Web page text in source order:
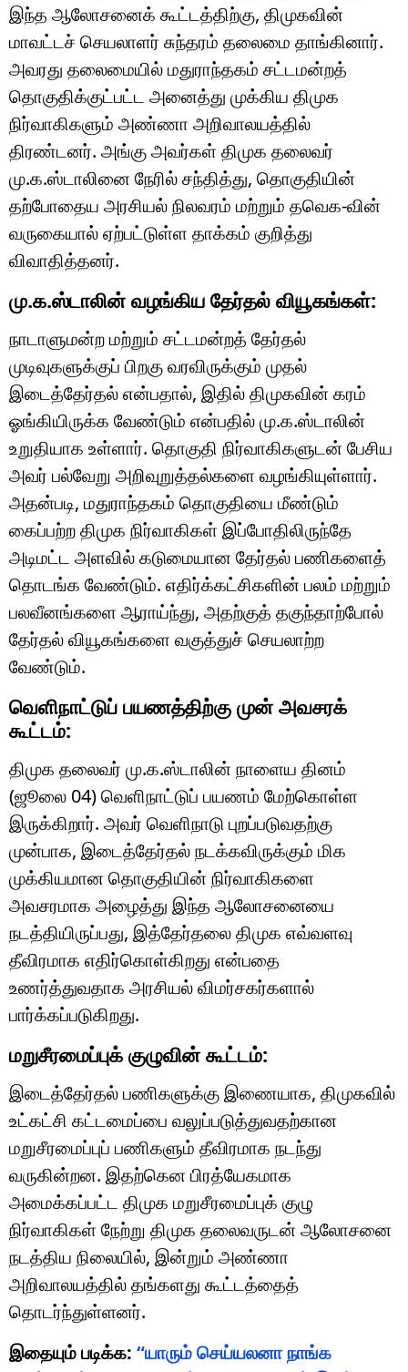
இந்த ஆலோசனைக் கூட்டத்திற்கு, திமுகவின்
மாவட்டச் செயலாளர் சுந்தரம் தலைமை தாங்கினார்.
அவரது தலைமையில் மதுராந்தகம் சட்டமன்றத்
தொகுதிக்குட்பட்ட அனைத்து முக்கிய திமுக
நிர்வாகிகளும் அண்ணா அறிவாலயத்தில்
திரண்டனர். அங்கு அவர்கள் திமுக தலைவர்
மு.க.ஸ்டாலினை நேரில் சந்தித்து, தொகுதியின்
தற்போதைய அரசியல் நிலவரம் மற்றும் தவெக-வின்
வருகையால் ஏற்பட்டுள்ள தாக்கம் குறித்து
விவாதித்தனர்.
மு.க.ஸ்டாலின் வழங்கிய தேர்தல் வியூகங்கள்:
நாடாளுமன்ற மற்றும் சட்டமன்றத் தேர்தல்
முடிவுகளுக்குப் பிறகு வரவிருக்கும் முதல்
இடைத்தேர்தல் என்பதால், இதில் திமுகவின் கரம்
ஓங்கியிருக்க வேண்டும் என்பதில் மு.க.ஸ்டாலின்
உறுதியாக உள்ளார். தொகுதி நிர்வாகிகளுடன் பேசிய
அவர் பல்வேறு அறிவுறுத்தல்களை வழங்கியுள்ளார்.
அதன்படி, மதுராந்தகம் தொகுதியை மீண்டும்
கைப்பற்ற திமுக நிர்வாகிகள் இப்போதிலிருந்தே
அடிமட்ட அளவில் கடுமையான தேர்தல் பணிகளைத்
தொடங்க வேண்டும். எதிர்க்கட்சிகளின் பலம் மற்றும்
பலவீனங்களை ஆராய்ந்து, அதற்குத் தகுந்தாற்போல்
தேர்தல் வியூகங்களை வகுத்துச் செயலாற்ற
வேண்டும்.
வெளிநாட்டுப் பயணத்திற்கு முன் அவசரக்
கூட்டம்:
திமுக தலைவர் மு.க.ஸ்டாலின் நாளைய தினம்
(ஜூலை 04) வெளிநாட்டுப் பயணம் மேற்கொள்ள
இருக்கிறார். அவர் வெளிநாடு புறப்படுவதற்கு
முன்பாக, இடைத்தேர்தல் நடக்கவிருக்கும் மிக
முக்கியமான தொகுதியின் நிர்வாகிகளை
அவசரமாக அழைத்து இந்த ஆலோசனையை
நடத்தியிருப்பது, இத்தேர்தலை திமுக எவ்வளவு
தீவிரமாக எதிர்கொள்கிறது என்பதை
உணர்த்துவதாக அரசியல் விமர்சகர்களால்
பார்க்கப்படுகிறது.
மறுசீரமைப்புக் குழுவின் கூட்டம்:
இடைத்தேர்தல் பணிகளுக்கு இணையாக, திமுகவில்
உட்கட்சி கட்டமைப்பை வலுப்படுத்துவதற்கான
மறுசீரமைப்புப் பணிகளும் தீவிரமாக நடந்து
வருகின்றன. இதற்கென பிரத்யேகமாக
அமைக்கப்பட்ட திமுக மறுசீரமைப்புக் குழு
நிர்வாகிகள் நேற்று திமுக தலைவருடன் ஆலோசனை
நடத்திய நிலையில், இன்றும் அண்ணா
அறிவாலயத்தில் தங்களது கூட்டத்தைத்
தொடர்ந்துள்ளனர்.
இதையும் படிக்க: “யாரும் செய்யலனா நாங்க